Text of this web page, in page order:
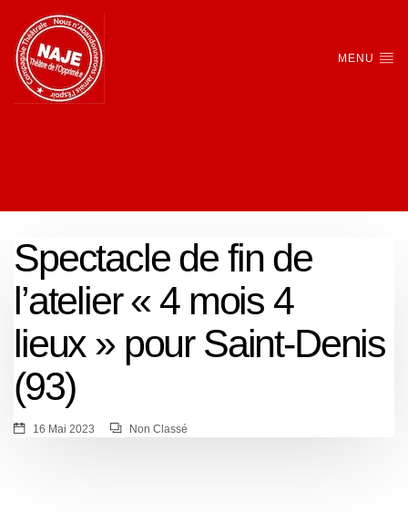
MENU
Spectacle de fin de
l’atelier « 4 mois 4
lieux » pour Saint-Denis
(93)
16 Mai 2023 Non Classé